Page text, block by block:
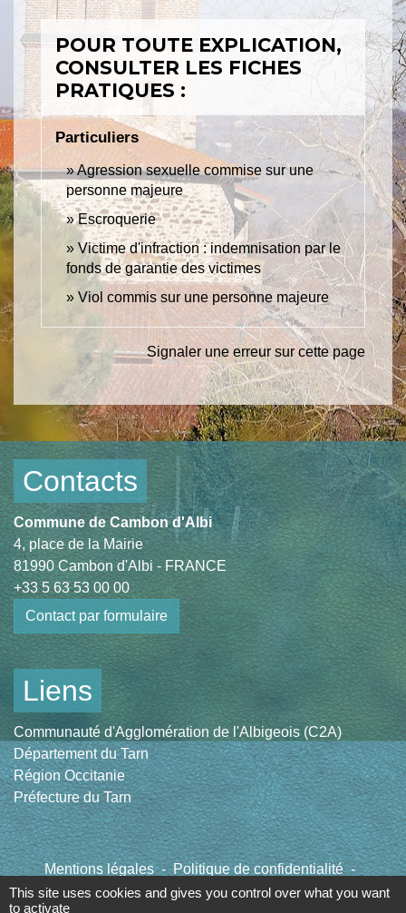
POUR TOUTE EXPLICATION,
CONSULTER LES FICHES
PRATIQUES :
Particuliers
Agression sexuelle commise sur une
personne majeure
Escroquerie
Victime d'infraction : indemnisation par le
fonds de garantie des victimes
Viol commis sur une personne majeure
Signaler une erreur sur cette page
Contacts
Commune de Cambon d'Albi
4, place de la Mairie
81990 Cambon d'Albi - FRANCE
+33 5 63 53 00 00
Contact par formulaire
Liens
Communauté d'Agglomération de l'Albigeois (C2A)
Département du Tarn
Région Occitanie
Préfecture du Tarn
Mentions légales - Politique de confidentialité -
Accessibilité - Plan du site - Gestion des cookies
This site uses cookies and gives you control over what you want
to activate